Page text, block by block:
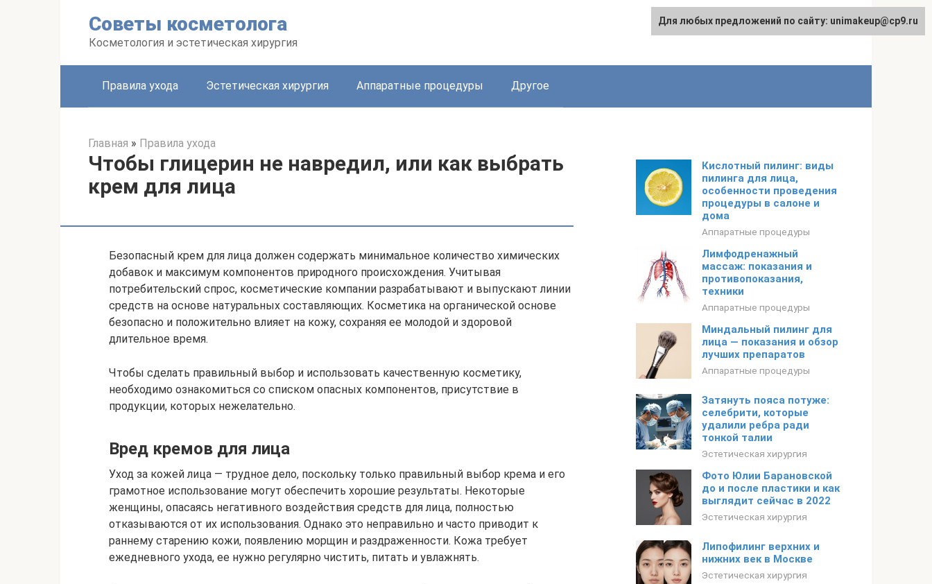
Советы косметолога
Косметология и эстетическая хирургия
Правила ухода Эстетическая хирургия Аппаратные процедуры Другое
Главная » Правила ухода
Чтобы глицерин не навредил, или как выбрать
крем для лица
Безопасный крем для лица должен содержать минимальное количество химических
добавок и максимум компонентов природного происхождения. Учитывая
потребительский спрос, косметические компании разрабатывают и выпускают линии
средств на основе натуральных составляющих. Косметика на органической основе
безопасно и положительно влияет на кожу, сохраняя ее молодой и здоровой
длительное время.
Чтобы сделать правильный выбор и использовать качественную косметику,
необходимо ознакомиться со списком опасных компонентов, присутствие в
продукции, которых нежелательно.
Вред кремов для лица
Уход за кожей лица — трудное дело, поскольку только правильный выбор крема и его
грамотное использование могут обеспечить хорошие результаты. Некоторые
женщины, опасаясь негативного воздействия средств для лица, полностью
отказываются от их использования. Однако это неправильно и часто приводит к
раннему старению кожи, появлению морщин и раздраженности. Кожа требует
ежедневного ухода, ее нужно регулярно чистить, питать и увлажнять.
Кислотный пилинг: виды
пилинга для лица,
особенности проведения
процедуры в салоне и
дома
Аппаратные процедуры
Лимфодренажный
массаж: показания и
противопоказания,
техники
Аппаратные процедуры
Миндальный пилинг для
лица — показания и обзор
лучших препаратов
Аппаратные процедуры
Затянуть пояса потуже:
селебрити, которые
удалили ребра ради
тонкой талии
Эстетическая хирургия
Фото Юлии Барановской
до и после пластики и как
выглядит сейчас в 2022
Эстетическая хирургия
Липофилинг верхних и
нижних век в Москве
Эстетическая хирургия
Для любых предложений по сайту: unimakeup@cp9.ru